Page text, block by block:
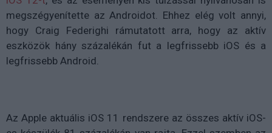
megszégyenítette az Androidot. Ehhez elég volt annyi,
hogy Craig Federighi rámutatott arra, hogy az aktív
eszközök hány százalékán fut a legfrissebb iOS és a
legfrissebb Android.
Az Apple aktuális iOS 11 rendszere az összes aktív iOS-